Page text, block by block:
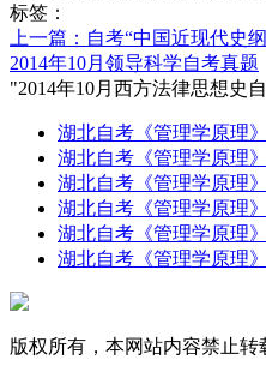
标签：
上一篇：自考“中国近现代史
2014年10月领导科学自考真题
"2014年10月西方法律思想史
湖北自考《管理学原理
湖北自考《管理学原理
湖北自考《管理学原理
湖北自考《管理学原理
湖北自考《管理学原理
湖北自考《管理学原理
版权所有，本网站内容禁止转